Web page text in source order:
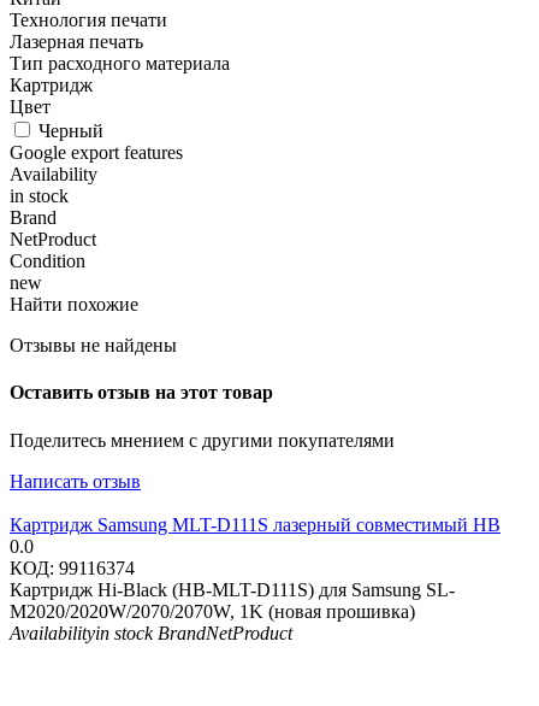
Технология печати
Лазерная печать
Тип расходного материала
Картридж
Цвет
Черный
Google export features
Availability
in stock
Brand
NetProduct
Condition
new
Найти похожие
Отзывы не найдены
Оставить отзыв на этот товар
Поделитесь мнением с другими покупателями
Написать отзыв
Картридж Samsung MLT-D111S лазерный совместимый HB
0.0
КОД: 99116374
Картридж Hi-Black (HB-MLT-D111S) для Samsung SL-
M2020/2020W/2070/2070W, 1K (новая прошивка)
Availabilityin stock BrandNetProduct